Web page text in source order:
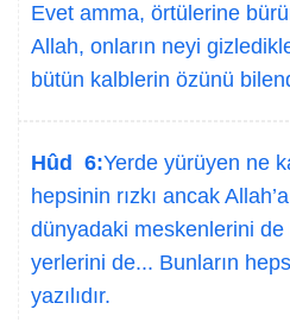
Evet amma, örtülerine
Allah, onların neyi
bütün kalblerin özünü
Hûd 6:Yerde yürüyen ne
hepsinin rızkı ancak
dünyadaki meskenlerini de
yerlerini de... Bunların
yazılıdır.